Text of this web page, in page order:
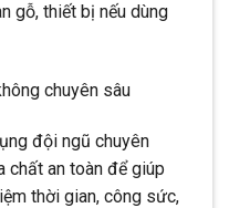
gỗ, thiết bị nếu dùng
chuyên sâu
đội ngũ chuyên
chất an toàn để giúp
thời gian, công sức,